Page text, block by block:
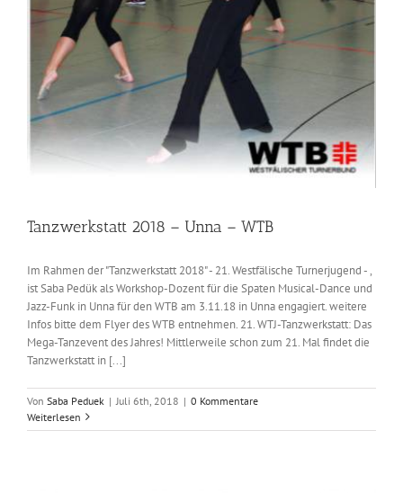
Tanzwerkstatt 2018 – Unna – WTB
Im Rahmen der "Tanzwerkstatt 2018" - 21. Westfälische Turnerjugend - ,
ist Saba Pedük als Workshop-Dozent für die Spaten Musical-Dance und
Jazz-Funk in Unna für den WTB am 3.11.18 in Unna engagiert. weitere
Infos bitte dem Flyer des WTB entnehmen. 21. WTJ-Tanzwerkstatt: Das
Mega-Tanzevent des Jahres! Mittlerweile schon zum 21. Mal findet die
Tanzwerkstatt in [...]
Von Saba Peduek | Juli 6th, 2018 | 0 Kommentare
Weiterlesen